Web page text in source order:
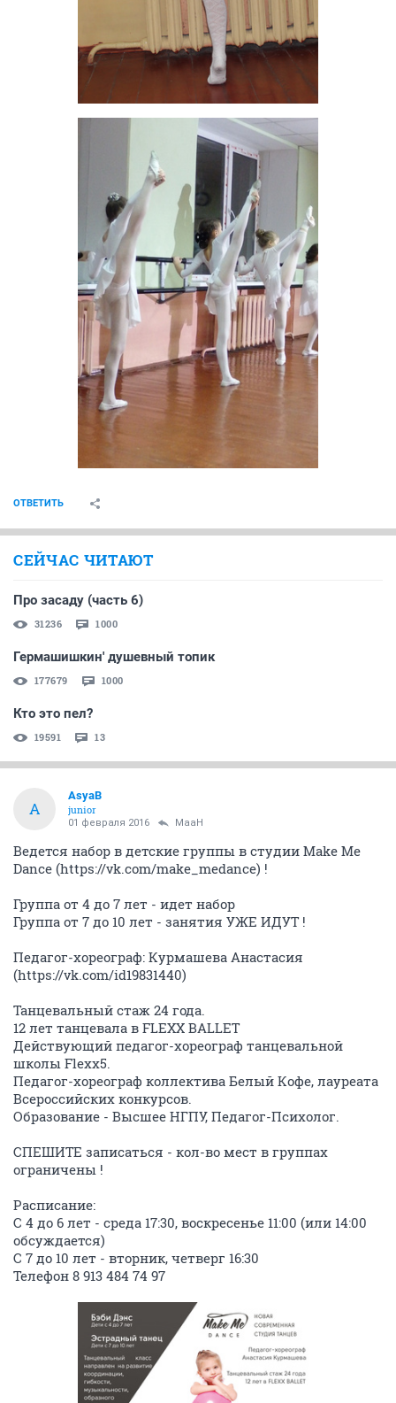
ОТВЕТИТЬ
СЕЙЧАС ЧИТАЮТ
Про засаду (часть 6)
31236 1000
Гермашишкин' душевный топик
177679 1000
Кто это пел?
19591 13
A
AsyaB
junior
01 февраля 2016 MaaH
Ведется набор в детские группы в студии Make Me
Dance (https://vk.com/make_medance) !
Группа от 4 до 7 лет - идет набор
Группа от 7 до 10 лет - занятия УЖЕ ИДУТ !
Педагог-хореограф: Курмашева Анастасия
(https://vk.com/id19831440)
Танцевальный стаж 24 года.
12 лет танцевала в FLEXX BALLET
Действующий педагог-хореограф танцевальной
школы Flexx5.
Педагог-хореограф коллектива Белый Кофе, лауреата
Всероссийских конкурсов.
Образование - Высшее НГПУ, Педагог-Психолог.
СПЕШИТЕ записаться - кол-во мест в группах
ограничены !
Расписание:
С 4 до 6 лет - среда 17:30, воскресенье 11:00 (или 14:00
обсуждается)
С 7 до 10 лет - вторник, четверг 16:30
Телефон 8 913 484 74 97